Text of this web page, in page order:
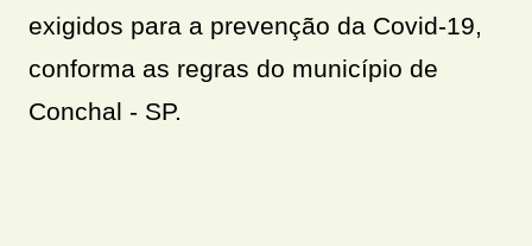
exigidos para a prevenção da Covid-19,
conforma as regras do município de
Conchal - SP.